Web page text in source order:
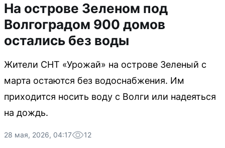
На острове Зеленом под
Волгоградом 900 домов
остались без воды
Жители СНТ «Урожай» на острове Зеленый с
марта остаются без водоснабжения. Им
приходится носить воду с Волги или надеяться
на дождь.
28 мая, 2026, 04:17 12